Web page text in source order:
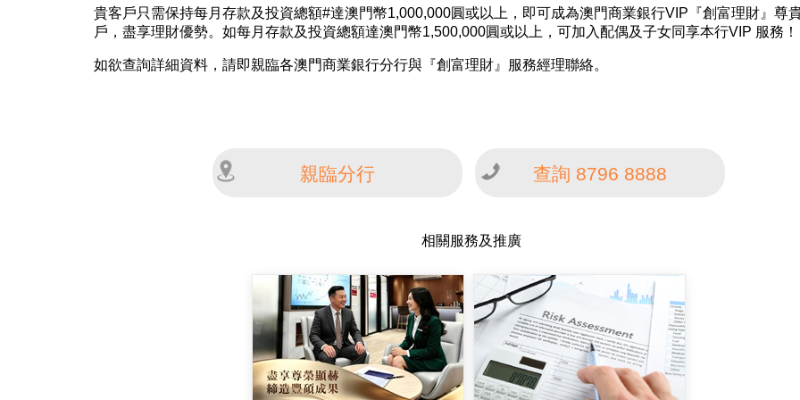
貴客戶只需保持每月存款及投資總額#達澳門幣1,000,000圓或以上，即可成為澳門商業銀行VIP『創富理財』尊
戶，盡享理財優勢。如每月存款及投資總額達澳門幣1,500,000圓或以上，可加入配偶及子女同享本行VIP 服務！
如欲查詢詳細資料，請即親臨各澳門商業銀行分行與『創富理財』服務經理聯絡。
親臨分行 查詢 8796 8888
相關服務及推廣